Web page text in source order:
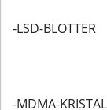
-LSD-BLOTTER
-MDMA-